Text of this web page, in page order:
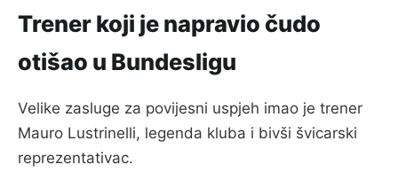
Trener koji je napravio čudo
otišao u Bundesligu
Velike zasluge za povijesni uspjeh imao je trener
Mauro Lustrinelli, legenda kluba i bivši švicarski
reprezentativac.